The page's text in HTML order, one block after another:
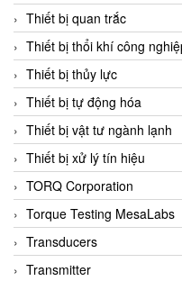
Codel
Cofimco
Coltraco
Comat Releco
Comax
COMETECH VietNam
COMFILE Technology
Conch
Conductix/ WAMPFLER
Contrec
Thiết bị quan trắc
Thiết bị thổi khí công
Thiết bị thủy lực
Thiết bị tự động hóa
Thiết bị vật tư ngành lạnh
Thiết bị xử lý tín hiệu
TORQ Corporation
Torque Testing MesaLabs
Transducers
Transmitter